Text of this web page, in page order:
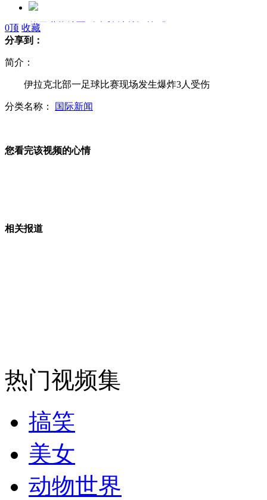
传罗琳将续写《哈利·波特》第8集
猴子出笼抢走游客iPhone4啃咬
猫头鹰幼崽互相拥抱为首飞“壮胆”
首尔街头万人共舞《江南Style》
外交部：有关国家言论片面不公正
0顶 收藏
分享到：
简介：
伊拉克北部一足球比赛现场发生爆炸3人受伤
分类名称： 国际新闻
您看完该视频的心情
相关报道
热门视频集
搞笑
美女
动物世界